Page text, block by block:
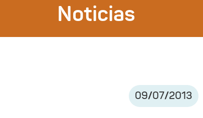
Noticias
09/07/2013